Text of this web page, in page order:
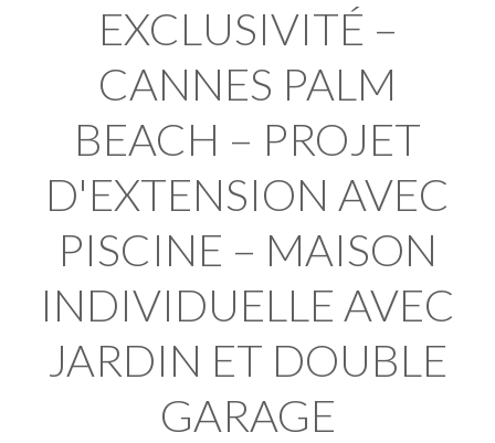
EXCLUSIVITÉ –
CANNES PALM
BEACH – PROJET
D'EXTENSION AVEC
PISCINE – MAISON
INDIVIDUELLE AVEC
JARDIN ET DOUBLE
GARAGE